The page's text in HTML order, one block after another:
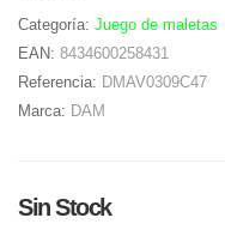
Categoría: Juego de maletas
EAN: 8434600258431
Referencia: DMAV0309C47
Marca: DAM
Sin Stock